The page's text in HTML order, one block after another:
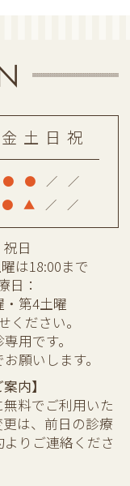
定しており
よろしくお
ついて】
ました。
4土曜
までお休
たしま
金 土 日 祝
● ● ／ ／
● ▲ ／ ／
日
曜は18:00まで
日：
第4土曜
ください。
用です。
願いします。
内】
料でご利用いた
は、前日の診療
りご連絡くださ